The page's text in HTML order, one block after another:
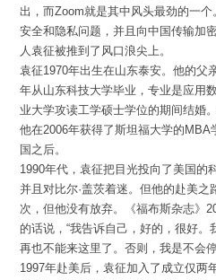
出，而Zoom就是其中风头最劲的一
安全和隐私问题，并且向中国传输加
人袁征被推到了风口浪尖上。
袁征1970年出生在山东泰安。他的父
年从山东科技大学毕业，专业是应用
业大学攻读工学硕士学位的期间结婚
他在2006年获得了斯坦福大学的
国之后。
1990年代，袁征把目光投向了美国的
并且对比尔·盖茨着迷。但他的赴美
次，但他没有放弃。《福布斯杂志》
的话说，“我告诉自己，好的，很好
再也不能来这里了。否则，我是不会
1997年赴美后，袁征加入了成立仅两